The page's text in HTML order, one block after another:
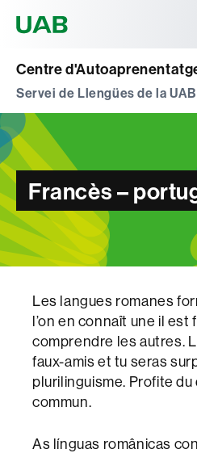
Centre
Servei de Llengües de la UAB
Francès –
Les langues romanes
l’on en connaît une il est
comprendre les autres.
faux-amis et tu seras
plurilinguisme. Profite
commun.
As línguas românicas